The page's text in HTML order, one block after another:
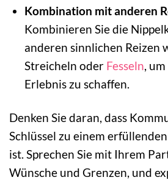
Kombination mit anderen
Kombinieren Sie die
anderen sinnlichen Reizen
Streicheln oder Fesseln,
Erlebnis zu schaffen.
Denken Sie daran, dass
Schlüssel zu einem
ist. Sprechen Sie mit Ihrem
Wünsche und Grenzen, und